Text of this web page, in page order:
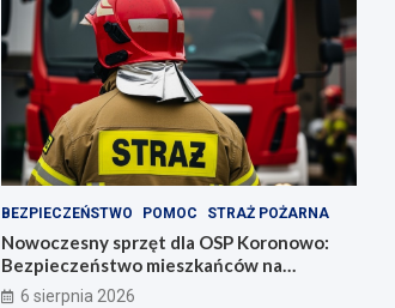
BEZPIECZEŃSTWO POMOC STRAŻ POŻARNA
Nowoczesny sprzęt dla OSP Koronowo:
Bezpieczeństwo mieszkańców na
pierwszym miejscu!
6 sierpnia 2026